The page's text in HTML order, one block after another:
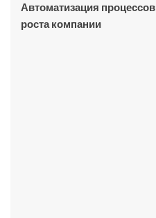
Автоматизация
роста компании